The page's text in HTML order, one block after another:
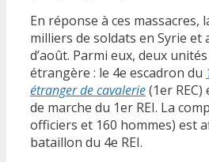
En réponse à ces massacres,
milliers de soldats en Syrie et
d’août. Parmi eux, deux
étrangère : le 4e escadron du
étranger de cavalerie(1er
de marche du 1er REI. La
officiers et 160 hommes) est
bataillon du 4e REI.